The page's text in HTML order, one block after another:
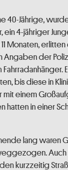
40-Jährige,
ein 4-jähriger
Monaten,
Angaben der
bis diese in
mit einem
hatten in einer
lang waren
Auch
kurzzeitig